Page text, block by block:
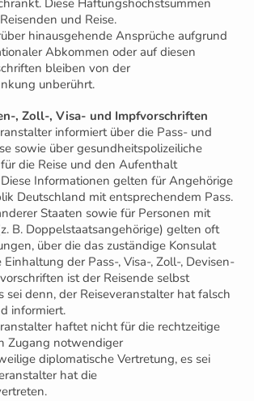
Diese Haftungshöchstsummen
und Reise.
hinausgehende Ansprüche aufgrund
Abkommen oder auf diesen
bleiben von der
unberührt.
, Zoll-, Visa- und Impfvorschriften
informiert über die Pass- und
sowie über gesundheitspolizeiliche
die Reise und den Aufenthalt
Informationen gelten für Angehörige
Deutschland mit entsprechendem Pass.
Staaten sowie für Personen mit
B. Doppelstaatsangehörige) gelten oft
über die das zuständige Konsulat
Einhaltung der Pass-, Visa-, Zoll-, Devisen-
ist der Reisende selbst
sei denn, der Reiseveranstalter hat falsch
informiert.
haftet nicht für die rechtzeitige
Zugang notwendiger
diplomatische Vertretung, es sei
hat die